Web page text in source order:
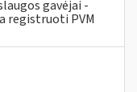
gavėjai -
registruoti PVM